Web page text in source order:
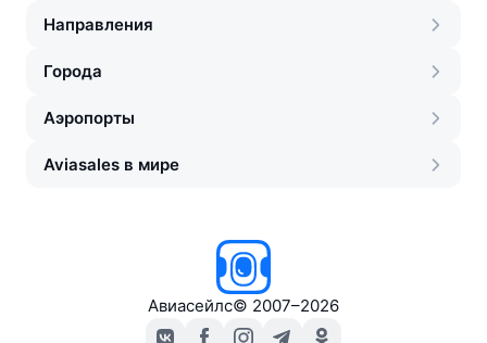
Направления
Города
Аэропорты
Aviasales в мире
Авиасейлс© 2007–2026